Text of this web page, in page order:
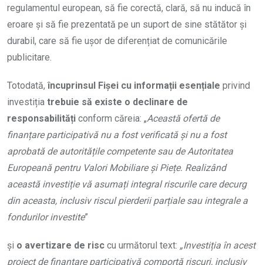
regulamentul european, să fie corectă, clară, să nu inducă în
eroare și să fie prezentată pe un suport de sine stătător și
durabil, care să fie ușor de diferențiat de comunicările
publicitare.
Totodată,încuprinsul Fișei cu informații esențiale privind
investiția trebuie să existe o declinare de
responsabilități conform căreia: „Această ofertă de
finanțare participativă nu a fost verificată și nu a fost
aprobată de autoritățile competente sau de Autoritatea
Europeană pentru Valori Mobiliare și Piețe. Realizând
această investiție vă asumați integral riscurile care decurg
din aceasta, inclusiv riscul pierderii parțiale sau integrale a
fondurilor investite”
și o avertizare de risc cu următorul text: „Investiția în acest
proiect de finanțare participativă comportă riscuri, inclusiv